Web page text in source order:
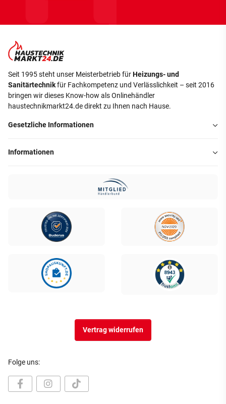
Seit 1995 steht unser Meisterbetrieb fürHeizungs- und
Sanitärtechnikfür Fachkompetenz und Verlässlichkeit – seit 2016
bringen wir dieses Know-how als Onlinehändler
haustechnikmarkt24.de direkt zu Ihnen nach Hause.
Gesetzliche Informationen
Informationen
Vertrag widerrufen
Folge uns: